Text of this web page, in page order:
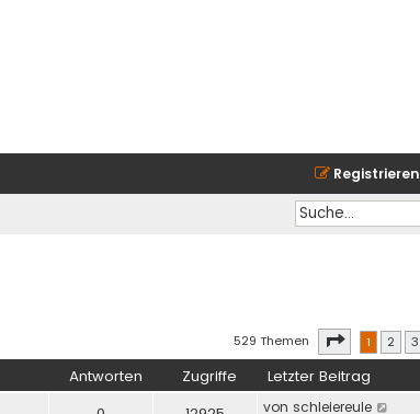
Registrieren
529 Themen Seite von11
1 2 3
Antworten Zugriffe Letzter Beitrag
von schleiereule